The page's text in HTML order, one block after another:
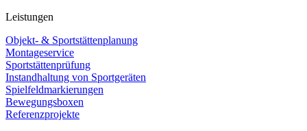
Leistungen
Objekt- & Sportstättenplanung
Montageservice
Sportstättenprüfung
Instandhaltung von Sportgeräten
Spielfeldmarkierungen
Bewegungsboxen
Referenzprojekte